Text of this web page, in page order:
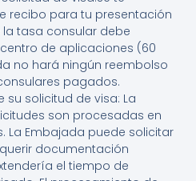
recibo para tu presentación
tasa consular debe
de aplicaciones (60
no hará ningún reembolso
pagados.
su solicitud de visa: La
son procesadas en
La Embajada puede solicitar
documentación
el tiempo de